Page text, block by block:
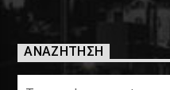
ΑΝΑΖΉΤΗΣΗ